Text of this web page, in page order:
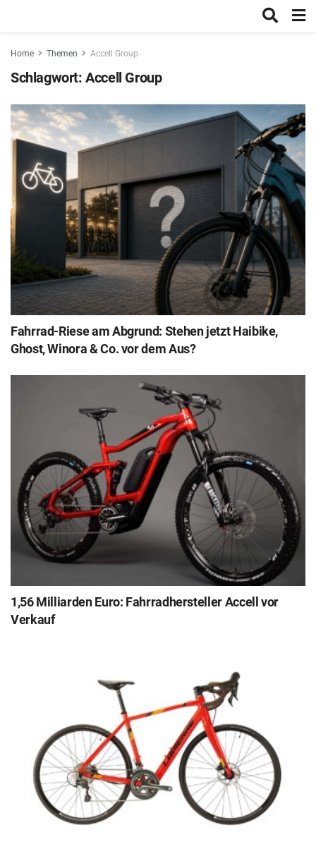
Home Themen Accell Group
Schlagwort:Accell Group
Fahrrad-Riese am Abgrund: Stehen jetzt Haibike,
Ghost, Winora & Co. vor dem Aus?
1,56 Milliarden Euro: Fahrradhersteller Accell vor
Verkauf